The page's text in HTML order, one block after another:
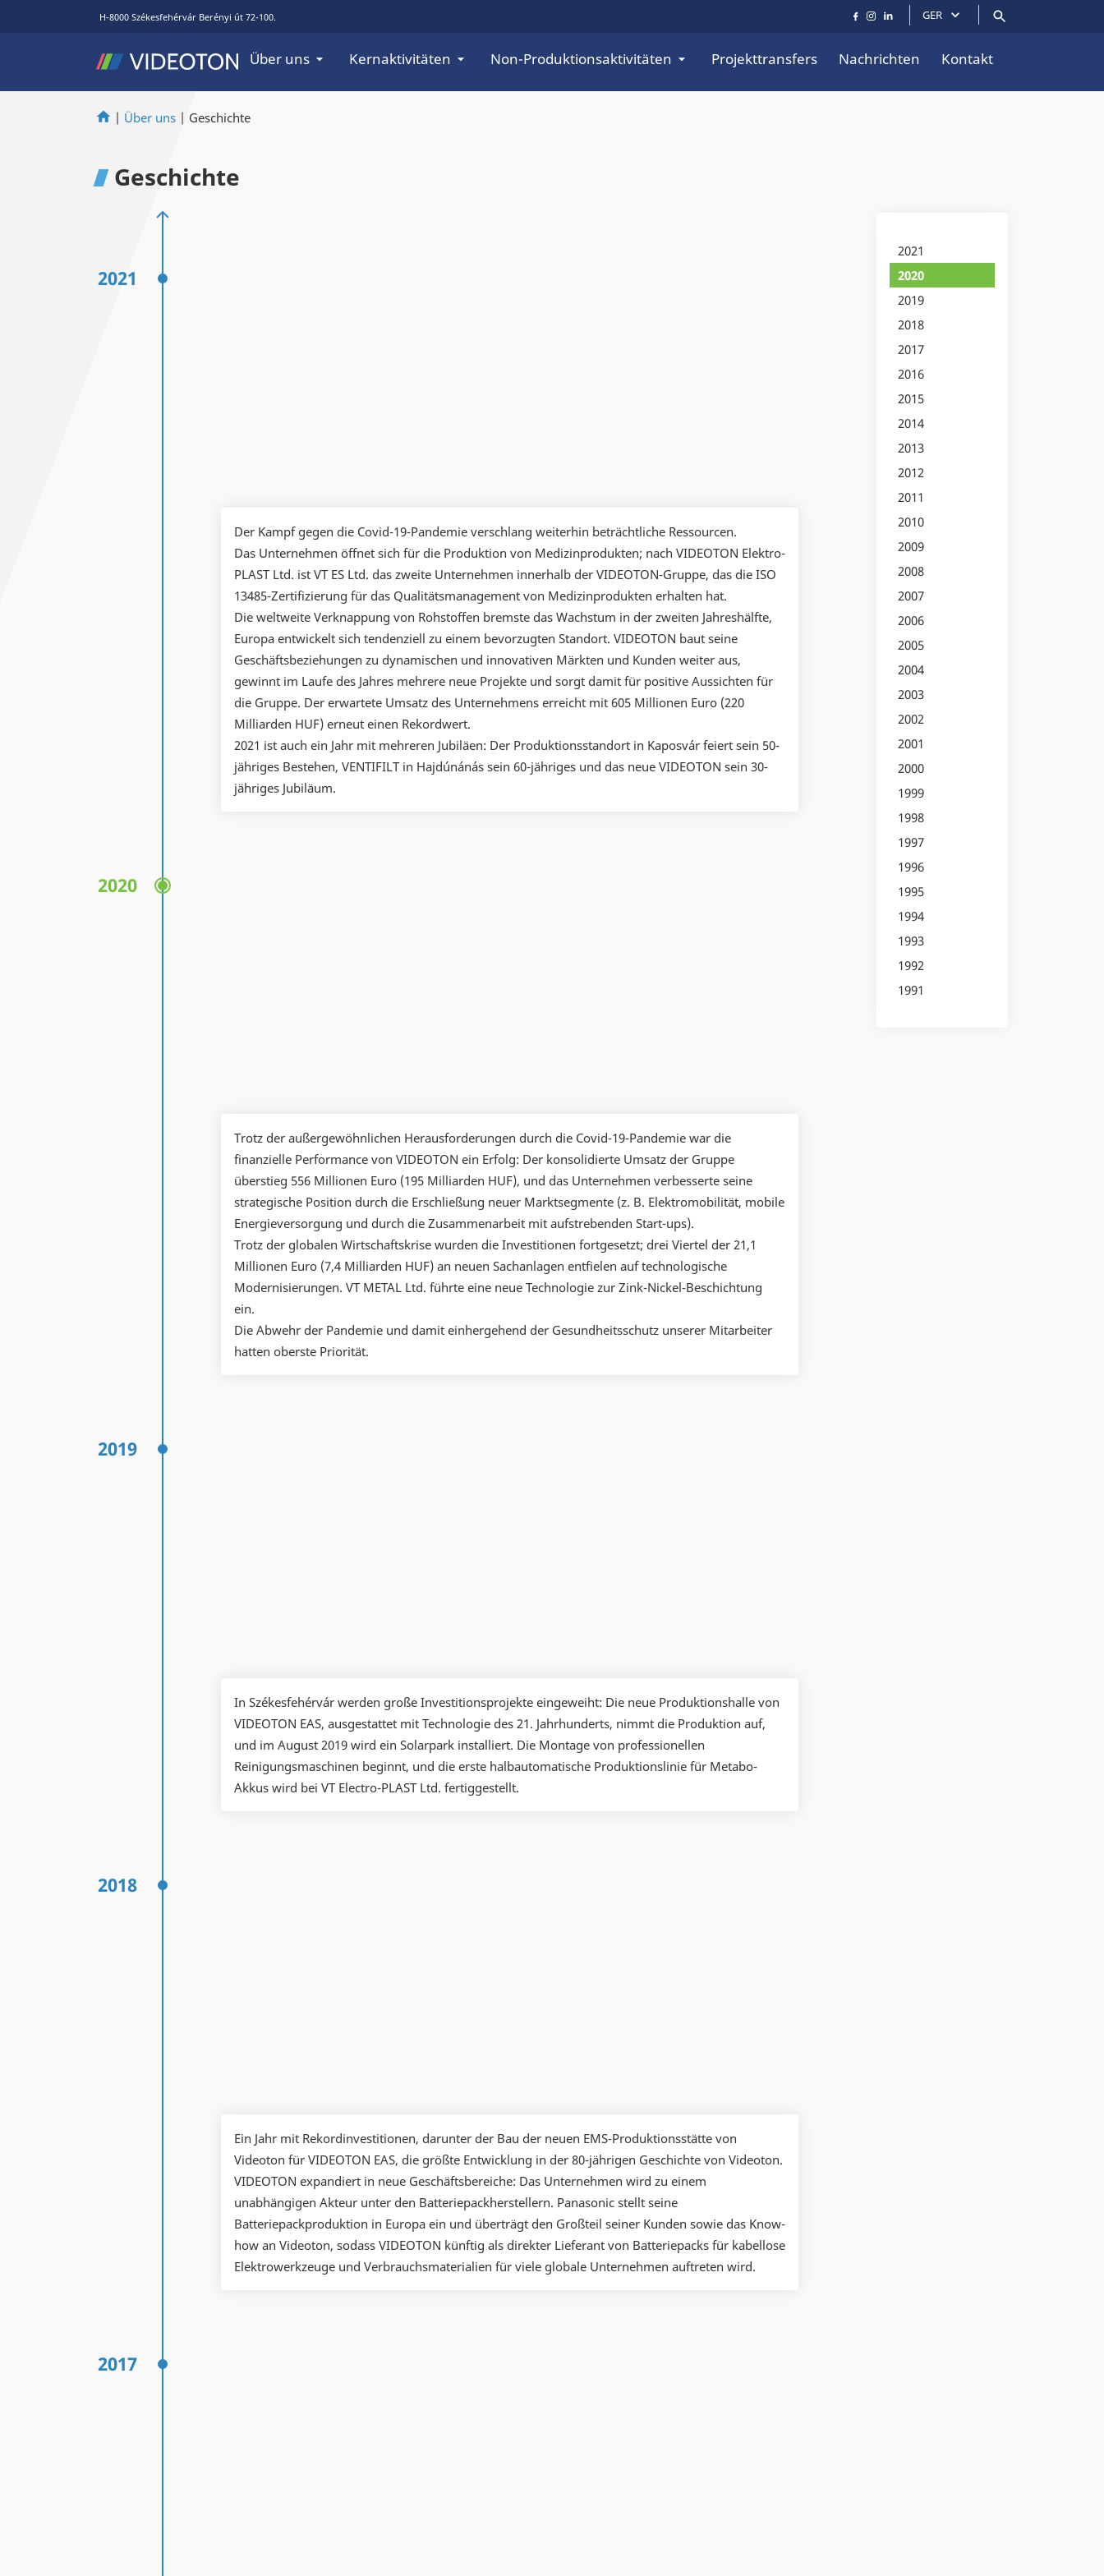
H-8000 Székesfehérvár Berényi út 72-100. GER
Über uns Kernaktivitäten Non-Produktionsaktivitäten Projekttransfers Nachrichten Kontakt
| Über uns | Geschichte
Geschichte
2021
Der Kampf gegen die Covid-19-Pandemie verschlang weiterhin beträchtliche Ressourcen.
Das Unternehmen öffnet sich für die Produktion von Medizinprodukten; nach VIDEOTON Elektro-
PLAST Ltd. ist VT ES Ltd. das zweite Unternehmen innerhalb der VIDEOTON-Gruppe, das die ISO
13485-Zertifizierung für das Qualitätsmanagement von Medizinprodukten erhalten hat.
Die weltweite Verknappung von Rohstoffen bremste das Wachstum in der zweiten Jahreshälfte,
Europa entwickelt sich tendenziell zu einem bevorzugten Standort. VIDEOTON baut seine
Geschäftsbeziehungen zu dynamischen und innovativen Märkten und Kunden weiter aus,
gewinnt im Laufe des Jahres mehrere neue Projekte und sorgt damit für positive Aussichten für
die Gruppe. Der erwartete Umsatz des Unternehmens erreicht mit 605 Millionen Euro (220
Milliarden HUF) erneut einen Rekordwert.
2021 ist auch ein Jahr mit mehreren Jubiläen: Der Produktionsstandort in Kaposvár feiert sein 50-
jähriges Bestehen, VENTIFILT in Hajdúnánás sein 60-jähriges und das neue VIDEOTON sein 30-
jähriges Jubiläum.
2020
Trotz der außergewöhnlichen Herausforderungen durch die Covid-19-Pandemie war die
finanzielle Performance von VIDEOTON ein Erfolg: Der konsolidierte Umsatz der Gruppe
überstieg 556 Millionen Euro (195 Milliarden HUF), und das Unternehmen verbesserte seine
strategische Position durch die Erschließung neuer Marktsegmente (z. B. Elektromobilität, mobile
Energieversorgung und durch die Zusammenarbeit mit aufstrebenden Start-ups).
Trotz der globalen Wirtschaftskrise wurden die Investitionen fortgesetzt; drei Viertel der 21,1
Millionen Euro (7,4 Milliarden HUF) an neuen Sachanlagen entfielen auf technologische
Modernisierungen. VT METAL Ltd. führte eine neue Technologie zur Zink-Nickel-Beschichtung
ein.
Die Abwehr der Pandemie und damit einhergehend der Gesundheitsschutz unserer Mitarbeiter
hatten oberste Priorität.
2019
In Székesfehérvár werden große Investitionsprojekte eingeweiht: Die neue Produktionshalle von
VIDEOTON EAS, ausgestattet mit Technologie des 21. Jahrhunderts, nimmt die Produktion auf,
und im August 2019 wird ein Solarpark installiert. Die Montage von professionellen
Reinigungsmaschinen beginnt, und die erste halbautomatische Produktionslinie für Metabo-
Akkus wird bei VT Electro-PLAST Ltd. fertiggestellt.
2018
Ein Jahr mit Rekordinvestitionen, darunter der Bau der neuen EMS-Produktionsstätte von
Videoton für VIDEOTON EAS, die größte Entwicklung in der 80-jährigen Geschichte von Videoton.
VIDEOTON expandiert in neue Geschäftsbereiche: Das Unternehmen wird zu einem
unabhängigen Akteur unter den Batteriepackherstellern. Panasonic stellt seine
Batteriepackproduktion in Europa ein und überträgt den Großteil seiner Kunden sowie das Know-
how an Videoton, sodass VIDEOTON künftig als direkter Lieferant von Batteriepacks für kabellose
Elektrowerkzeuge und Verbrauchsmaterialien für viele globale Unternehmen auftreten wird.
2017
2021
2020
2019
2018
2017
2016
2015
2014
2013
2012
2011
2010
2009
2008
2007
2006
2005
2004
2003
2002
2001
2000
1999
1998
1997
1996
1995
1994
1993
1992
1991